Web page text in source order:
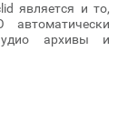
является и то,
архивы и